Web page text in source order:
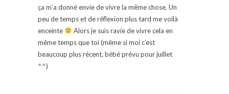
ça m’a donné envie de vivre la même chose. Un
peu de temps et de réflexion plus tard me voilà
enceinte
Alors je suis ravie de vivre cela en
même temps que toi (même si moi c’est
beaucoup plus récent, bébé prévu pour juillet
^^)